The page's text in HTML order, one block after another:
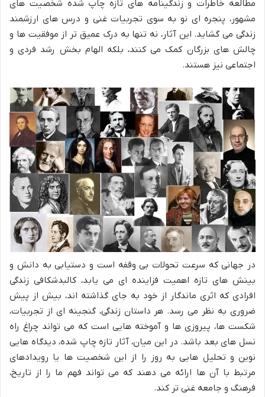
مطالعه خاطرات و زندگینامه های تازه چاپ شده شخصیت های
مشهور، پنجره ای نو به سوی تجربیات غنی و درس های ارزشمند
زندگی می گشاید. این آثار، نه تنها به درک عمیق تر از موفقیت ها و
چالش های بزرگان کمک می کنند، بلکه الهام بخش رشد فردی و
اجتماعی نیز هستند.
در جهانی که سرعت تحولات بی وقفه است و دستیابی به دانش و
بینش های تازه اهمیت فزاینده ای می یابد، کالبدشکافی زندگی
افرادی که اثری ماندگار از خود به جای گذاشته اند، بیش از پیش
ضروری به نظر می رسد. هر داستان زندگی، گنجینه ای از تجربیات،
شکست ها، پیروزی ها و آموخته هایی است که می تواند چراغ راه
نسل های بعد باشد. در این میان، آثار تازه چاپ شده، دیدگاه هایی
نوین و تحلیل هایی به روز را از این شخصیت ها یا رویدادهای
مرتبط با آن ها ارائه می دهند که می تواند فهم ما را از تاریخ،
فرهنگ و جامعه غنی تر کند.